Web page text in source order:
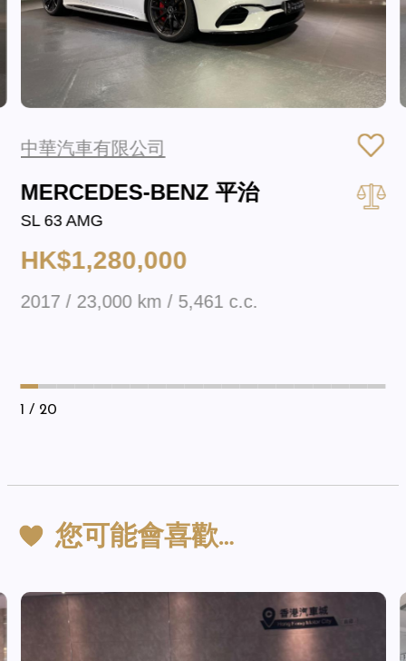
中華汽車有限公司
MERCEDES-BENZ 平治
SL 63 AMG
HK$1,280,000
2017 / 23,000 km / 5,461 c.c.
1 / 20
您可能會喜歡…